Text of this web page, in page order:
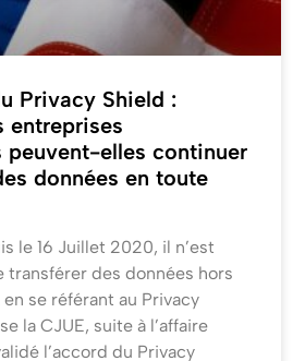
Privacy Shield :
entreprises
peuvent-elles continuer
données en toute
le 16 Juillet 2020, il n’est
transférer des données hors
en se référant au Privacy
la CJUE, suite à l’affaire
l’accord du Privacy